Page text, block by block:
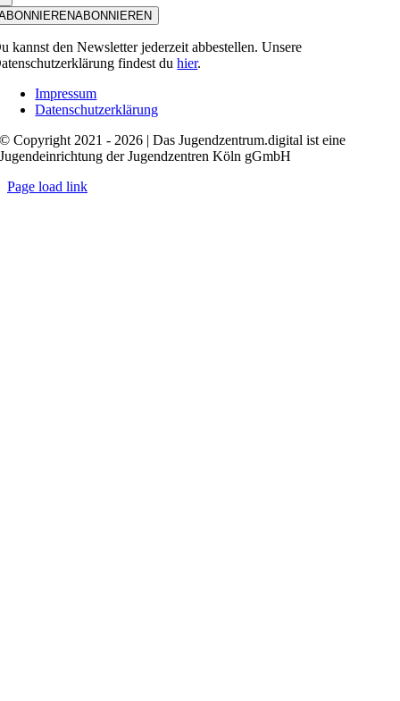
ABONNIEREN
kannst den Newsletter jederzeit abbestellen. Unsere
findest duhier.
Impressum
Datenschutzerklärung
© Copyright 2021 - 2026 | Das Jugendzentrum.digital ist eine
Jugendeinrichtung der Jugendzentren Köln gGmbH
Page load link